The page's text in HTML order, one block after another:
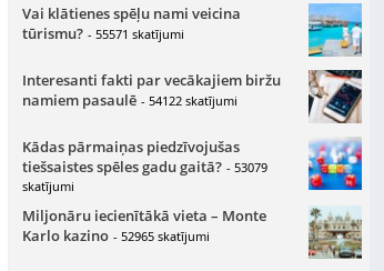
Vai klātienes spēļu nami veicina
tūrismu? - 55571 skatījumi
Interesanti fakti par vecākajiem biržu
namiem pasaulē - 54122 skatījumi
Kādas pārmaiņas piedzīvojušas
tiešsaistes spēles gadu gaitā? - 53079
skatījumi
Miljonāru iecienītākā vieta – Monte
Karlo kazino - 52965 skatījumi